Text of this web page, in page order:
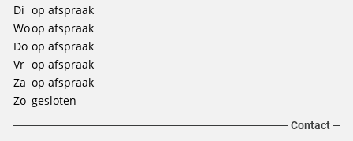
Di op afspraak
Woop afspraak
Do op afspraak
Vr op afspraak
Za op afspraak
Zo gesloten
Contact